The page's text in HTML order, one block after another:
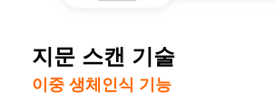
지문 스캔 기술
이중 생체인식 기능